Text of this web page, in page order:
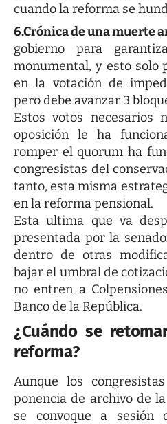
cuando la reforma se
6.Crónica de una muerte
gobierno para
monumental, y esto solo
en la votación de
pero debe avanzar 3
Estos votos necesarios
oposición le ha
romper el quorum ha
congresistas del
tanto, esta misma
en la reforma pensional.
Esta ultima que va
presentada por la
dentro de otras
bajar el umbral de
no entren a
Banco de la República.
¿Cuándo se
reforma?
Aunque los
ponencia de archivo de
se convoque a sesión